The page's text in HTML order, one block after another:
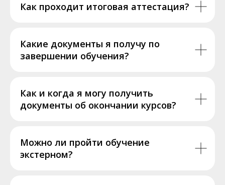
Как проходит итоговая аттестация?
Какие документы я получу по
завершении обучения?
Как и когда я могу получить
документы об окончании курсов?
Можно ли пройти обучение
экстерном?